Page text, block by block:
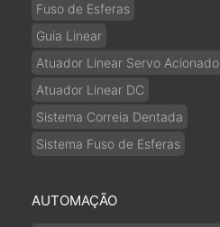
Fuso de Esferas
Guia Linear
Atuador Linear Servo Acionado
Atuador Linear DC
Sistema Correia Dentada
Sistema Fuso de Esferas
AUTOMAÇÃO